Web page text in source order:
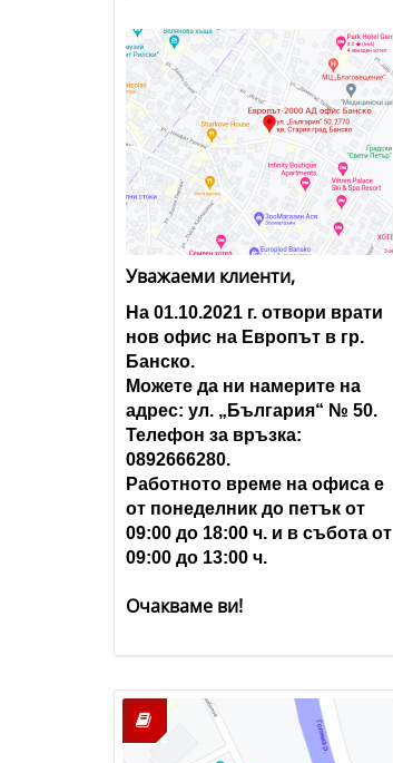
Уважаеми клиенти,
На 01.10.2021 г. отвори врати
нов офис на Европът в гр.
Банско.
Можете да ни намерите на
адрес: ул. „България“ № 50.
Телефон за връзка:
0892666280.
Работното време на офиса е
от понеделник до петък от
09:00 до 18:00 ч. и в събота от
09:00 до 13:00 ч.
Очакваме ви!